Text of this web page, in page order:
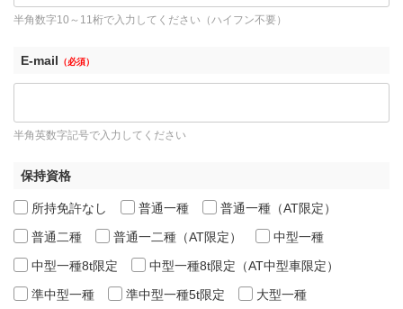
半角数字10～11桁で入力してください（ハイフン不要）
E-mail （必須）
半角英数字記号で入力してください
保持資格
所持免許なし 普通一種
普通一種（AT限定）
普通二種
普通一二種（AT限定）
中型一種
中型一種8t限定
中型一種8t限定（AT中型車限定）
準中型一種
準中型一種5t限定
大型一種